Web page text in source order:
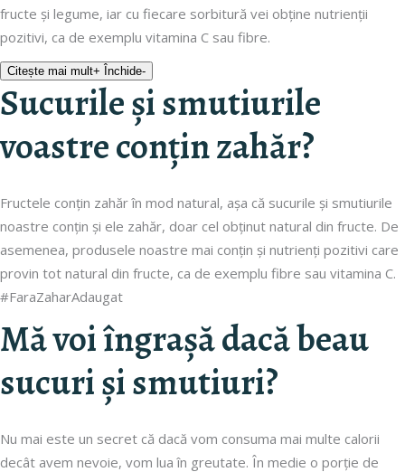
fructe și legume, iar cu fiecare sorbitură vei obține nutrienții
pozitivi, ca de exemplu vitamina C sau fibre.
Citește mai mult+ Închide-
Sucurile și smutiurile
voastre conțin zahăr?
Fructele conțin zahăr în mod natural, așa că sucurile și smutiurile
noastre conțin și ele zahăr, doar cel obținut natural din fructe. De
asemenea, produsele noastre mai conțin și nutrienți pozitivi care
provin tot natural din fructe, ca de exemplu fibre sau vitamina C.
#FaraZaharAdaugat
Mă voi îngrașă dacă beau
sucuri și smutiuri?
Nu mai este un secret că dacă vom consuma mai multe calorii
decât avem nevoie, vom lua în greutate. În medie o porție de